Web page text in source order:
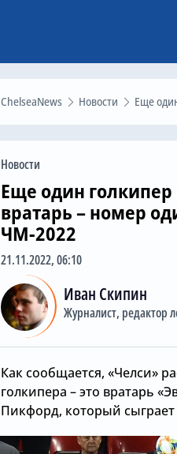
ChelseaNews Новости Еще один
Новости
Еще один голкипер
вратарь – номер
ЧМ-2022
21.11.2022, 06:10
Иван Скипин
Журналист, редактор
Как сообщается, «Челси»
голкипера – это вратарь
Пикфорд, который